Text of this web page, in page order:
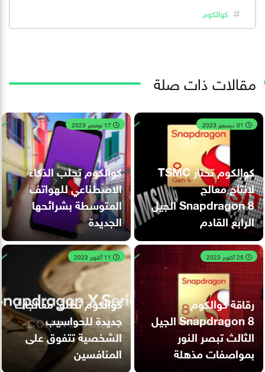
كوالكوم
مقالات ذات صلة
كوالكوم تختار TSMC
لإنتاج معالج
Snapdragon 8 الجيل
الرابع القادم
كوالكوم تجلب الذكاء
الاصطناعي للهواتف
المتوسطة بشرائحها
الجديدة
رقاقة كوالكوم
Snapdragon 8 الجيل
الثالث تبصر النور
بمواصفات مذهلة
كوالكوم تطلق معالجات
جديدة للحواسيب
الشخصية تتفوق على
المنافسين